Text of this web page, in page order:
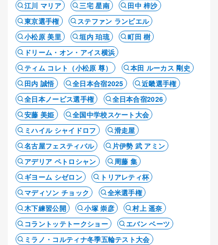
江川 マリア
三宅 星南
田中 梓沙
東京選手権
ステファン ランビエル
小松原 美里
垣内 珀琉
町田 樹
ドリーム・オン・アイス横浜
ティム コレト（小松原 尊）
本田 ルーカス 剛史
田内 誠悟
全日本合宿2025
近畿選手権
全日本ノービス選手権
全日本合宿2026
安藤 美姫
全国中学校スケート大会
ミハイル シャイドロフ
滑走屋
名古屋フェスティバル
片伊勢 武 アミン
アデリア ペトロシャン
周藤 集
ギヨーム シゼロン
トリアレティ杯
マディソン チョック
全米選手権
木下練習公開
小塚 崇彦
村上 遥奈
コラントッテトークショー
エバン ベーツ
ミラノ・コルティナ冬季五輪テスト大会